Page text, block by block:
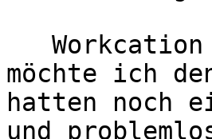
möchte ich
hatten noch
und